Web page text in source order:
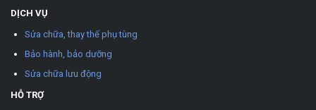
DỊCH VỤ
Sửa chữa, thay thế phụ tùng
Bảo hành, bảo dưỡng
Sửa chữa lưu động
HỖ TRỢ